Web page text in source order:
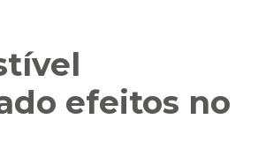
efeitos no